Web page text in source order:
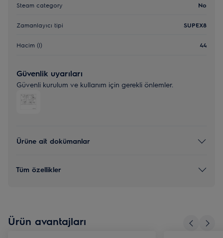
Steam category No
Zamanlayıcı tipi SUPEX8
Hacim (l) 44
Güvenlik uyarıları
Güvenli kurulum ve kullanım için gerekli önlemler.
Ürüne ait dokümanlar
Tüm özellikler
Ürün avantajları